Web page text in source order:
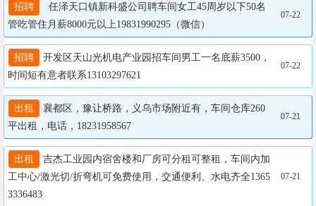
招聘
任泽天口镇新科盛公司聘车间女工45周岁以下50名
管吃管住月薪8000元以上19831990295（微信）
07-22
招聘
开发区天山光机电产业园招车间男工一名底薪3500，
时间短有意者联系13103297621
07-22
出租
襄都区，豫让桥路，义乌市场附近有，车间仓库260
平出租，电话，18231958567
07-21
出租
吉杰工业园内宿舍楼和厂房可分租可整租，车间内加
工中心/激光切/折弯机可免费使用，交通便利、水电齐全1365
3336483
07-21